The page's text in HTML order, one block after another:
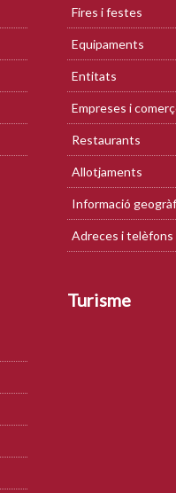
Fires i festes
Equipaments
Entitats
Empreses i
Restaurants
Allotjaments
Informació
Adreces i telèfons
Turisme